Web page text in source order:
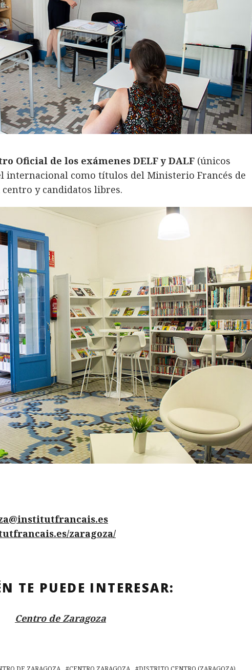
Oficial de los exámenes DELF y DALF (únicos
internacional como títulos del Ministerio Francés de
y candidatos libres.
zaragoza/
TE PUEDE INTERESAR:
Centro de Zaragoza